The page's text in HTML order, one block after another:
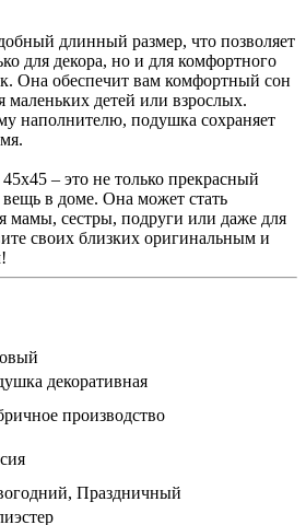
длинный размер, что позволяет
для декора, но и для комфортного
Она обеспечит вам комфортный сон
маленьких детей или взрослых.
наполнителю, подушка сохраняет
– это не только прекрасный
в доме. Она может стать
мамы, сестры, подруги или даже для
своих близких оригинальным и
декоративная
производство
Праздничный